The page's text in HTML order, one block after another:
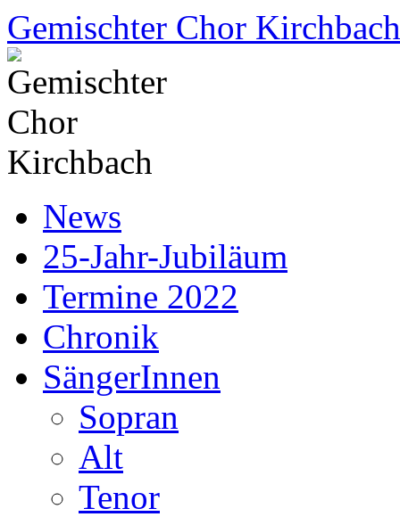
Zum
Inhalt
springen
Gemischter Chor Kirchbach
News
25-Jahr-Jubiläum
Termine 2022
Chronik
SängerInnen
Sopran
Alt
Tenor